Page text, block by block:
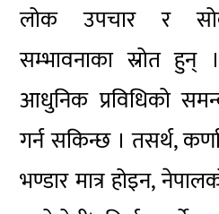
लोक उपचार र
सम्भावनाका स्रोत हुन्
आधुनिक प्रविधिको
गर्न सकिन्छ । तसर्थ,
भण्डार मात्र होइन,